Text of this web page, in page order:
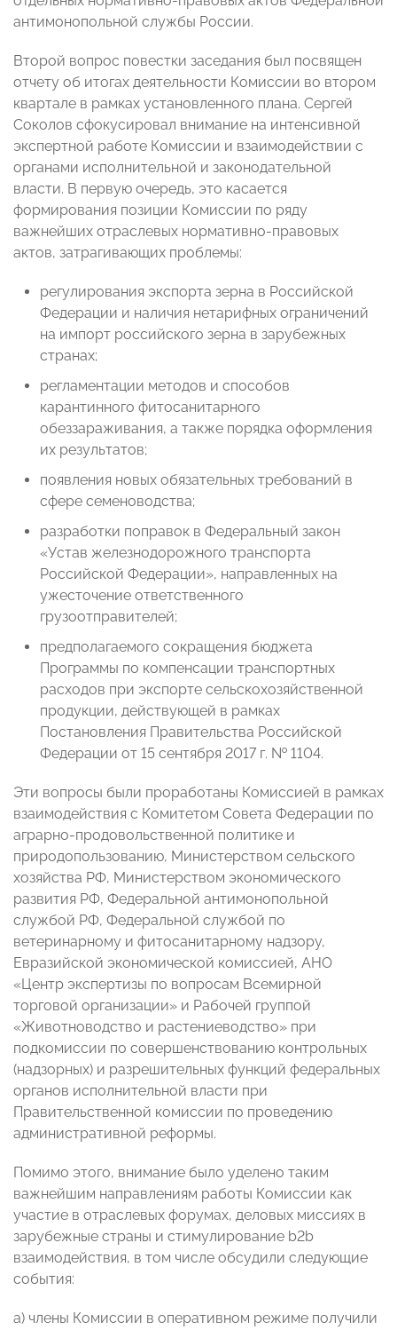
антимонопольной службы России.
Второй вопрос повестки заседания был посвящен
отчету об итогах деятельности Комиссии во втором
квартале в рамках установленного плана. Сергей
Соколов сфокусировал внимание на интенсивной
экспертной работе Комиссии и взаимодействии с
органами исполнительной и законодательной
власти. В первую очередь, это касается
формирования позиции Комиссии по ряду
важнейших отраслевых нормативно-правовых
актов, затрагивающих проблемы:
регулирования экспорта зерна в Российской
Федерации и наличия нетарифных ограничений
на импорт российского зерна в зарубежных
странах;
регламентации методов и способов
карантинного фитосанитарного
обеззараживания, а также порядка оформления
их результатов;
появления новых обязательных требований в
сфере семеноводства;
разработки поправок в Федеральный закон
«Устав железнодорожного транспорта
Российской Федерации», направленных на
ужесточение ответственного
грузоотправителей;
предполагаемого сокращения бюджета
Программы по компенсации транспортных
расходов при экспорте сельскохозяйственной
продукции, действующей в рамках
Постановления Правительства Российской
Федерации от 15 сентября 2017 г. № 1104.
Эти вопросы были проработаны Комиссией в рамках
взаимодействия с Комитетом Совета Федерации по
аграрно-продовольственной политике и
природопользованию, Министерством сельского
хозяйства РФ, Министерством экономического
развития РФ, Федеральной антимонопольной
службой РФ, Федеральной службой по
ветеринарному и фитосанитарному надзору,
Евразийской экономической комиссией, АНО
«Центр экспертизы по вопросам Всемирной
торговой организации» и Рабочей группой
«Животноводство и растениеводство» при
подкомиссии по совершенствованию контрольных
(надзорных) и разрешительных функций федеральных
органов исполнительной власти при
Правительственной комиссии по проведению
административной реформы.
Помимо этого, внимание было уделено таким
важнейшим направлениям работы Комиссии как
участие в отраслевых форумах, деловых миссиях в
зарубежные страны и стимулирование b2b
взаимодействия, в том числе обсудили следующие
события:
а) члены Комиссии в оперативном режиме получили